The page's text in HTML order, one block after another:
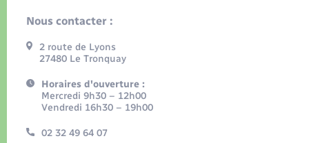
Nous contacter :
2 route de Lyons
27480 Le Tronquay
Horaires d'ouverture :
Mercredi 9h30 – 12h00
Vendredi 16h30 – 19h00
02 32 49 64 07